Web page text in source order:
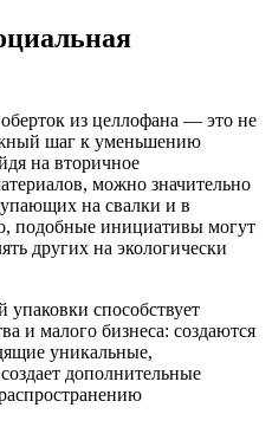
из целлофана — это не
шаг к уменьшению
на вторичное
можно значительно
на свалки и в
подобные инициативы могут
других на экологически
упаковки способствует
и малого бизнеса: создаются
уникальные,
дополнительные